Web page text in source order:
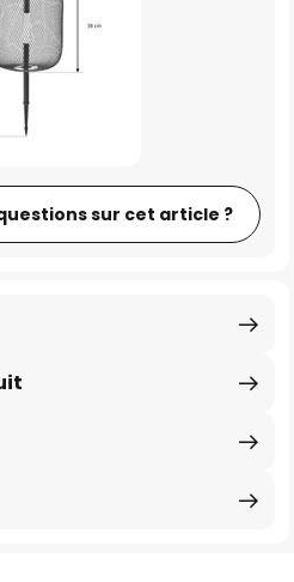
sur cet article ?